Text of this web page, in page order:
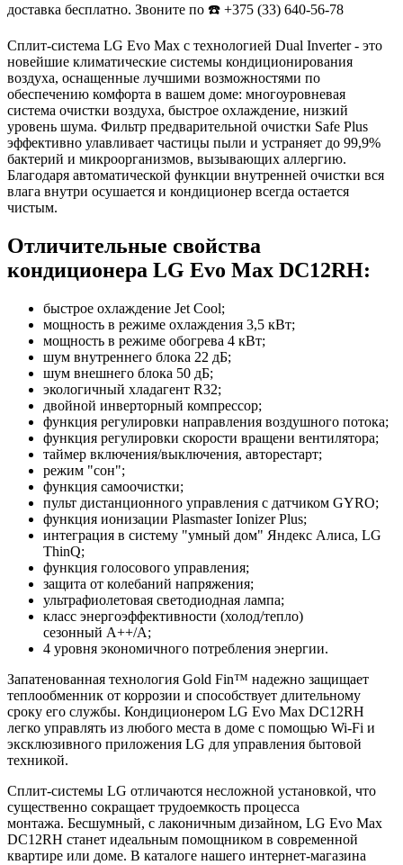
доставка бесплатно. Звоните по ☎️ +375 (33) 640-56-78
Сплит-система LG Evo Max с технологией Dual Inverter- это
новейшие климатические системы кондиционирования
воздуха, оснащенные лучшими возможностями по
обеспечению комфорта в вашем доме: многоуровневая
система очистки воздуха, быстрое охлаждение, низкий
уровень шума. Фильтр предварительной очистки Safe Plus
эффективно улавливает частицы пыли и устраняет до 99,9%
бактерий и микроорганизмов, вызывающих аллергию.
Благодаря автоматической функции внутренней очистки вся
влага внутри осушается и кондиционер всегда остается
чистым.
Отличительные свойства
кондиционера LG Evo Max DC12RH:
быстрое охлаждение Jet Cool;
мощность в режиме охлаждения 3,5 кВт;
мощность в режиме обогрева 4 кВт;
шум внутреннего блока 22 дБ;
шум внешнего блока 50 дБ;
экологичный хладагент R32;
двойной инверторный компрессор;
функция регулировки направления воздушного потока;
функция регулировки скорости вращени вентилятора;
таймер включения/выключения, авторестарт;
режим "сон";
функция самоочистки;
пульт дистанционного управления с датчиком GYRO;
функция ионизации Plasmaster Ionizer Plus;
интеграция в систему "умный дом" Яндекс Алиса, LG
ThinQ;
функция голосового управления;
защита от колебаний напряжения;
ультрафиолетовая светодиодная лампа;
класс энергоэффективности (холод/тепло)
сезонный A++/A;
4 уровня экономичного потребления энергии.
Запатенованная технология Gold Fin™ надежно защищает
теплообменник от коррозии и способствует длительному
сроку его службы. Кондиционером LG Evo Max DC12RH
легко управлять из любого места в доме с помощью Wi-Fi и
эксклюзивного приложения LG для управления бытовой
техникой.
Сплит-системы LG отличаются несложной установкой, что
существенно сокращает трудоемкость процесса
монтажа. Бесшумный, с лаконичным дизайном, LG Evo Max
DC12RH станет идеальным помощником в современной
квартире или доме. В каталоге нашего интернет-магазина